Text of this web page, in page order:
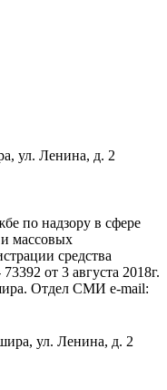
ул. Ленина, д. 2
по надзору в сфере
массовых
средства
от 3 августа 2018г.
Отдел СМИ e-mail:
ул. Ленина, д. 2